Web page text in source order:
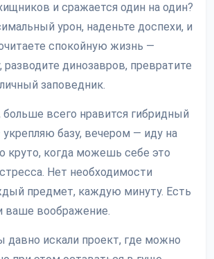
и сражается один на один?
урон, наденьте доспехи, и
спокойную жизнь —
динозавров, превратите
заповедник.
всего нравится гибридный
базу, вечером — иду на
круто, когда можешь себе это
Нет необходимости
предмет, каждую минуту. Есть
ваше воображение.
давно искали проект, где можно